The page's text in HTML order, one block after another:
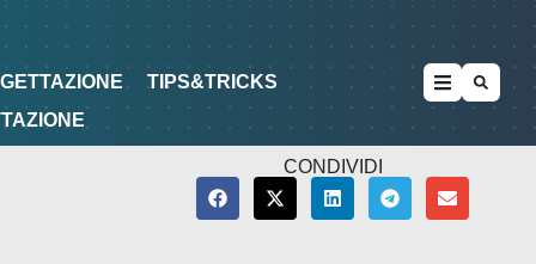
DI PROGETTAZIONE
TIPS&TRICKS
CONDIVIDI